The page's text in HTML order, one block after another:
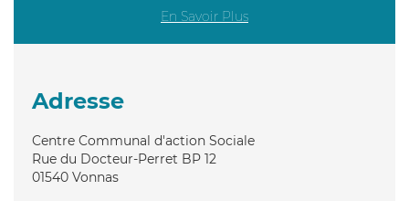
En Savoir Plus
Adresse
Centre Communal d'action Sociale
Rue du Docteur-Perret BP 12
01540 Vonnas